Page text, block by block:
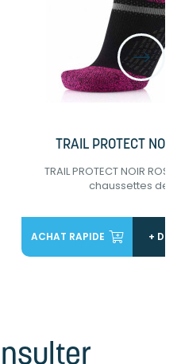
TRAIL PROTECT NOIR
TRAIL PROTECT NOIR
chaussettes de...
ACHAT RAPIDE + DE